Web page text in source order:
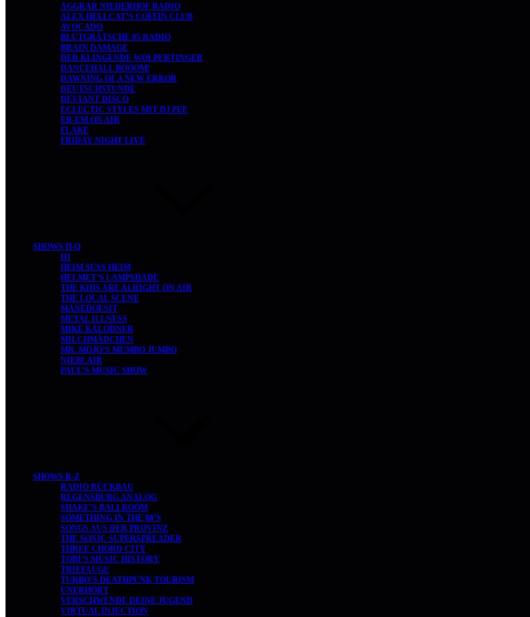
AGGRAR NIEDERHOF RADIO
ALEX HELLCAT’S COFFIN CLUB
AVOCADO
BLUTGRÄTSCHE 05 RADIO
BRAIN DAMAGE
DER KLINGENDE WOLPERTINGER
DANCEHALL BOOOM!
DAWNING OF A NEW ERROR
DEUTSCHSTUNDE
DEVIANT DISCO
ECLECTIC STYLES MIT DJ PEE
ER-EM ON AIR
FLAKE
FRIDAY NIGHT LIVE
SHOWS H-Q
H1
HEIM SÜSS HEIM
HELMET’S LAMPSHADE
THE KIDS ARE ALRIGHT ON AIR
THE LOCAL SCENE
MANEDOESIT
METAL ILLNESS
MIKE KALODNER
MILCHMÄDCHEN
MR. MOJO’S MUMBO JUMBO
NIEBLAIR
PAUL’S MUSIC SHOW
SHOWS R-Z
RADIO RÜCKBAU
REGENSBURG ANALOG
SHAKE’S BALLROOM
SOMETHING IN THE 80’S
SONGS AUS DER PROVINZ
THE SONIC SUPERSPREADER
THREE CHORD CITY
TOBI’S MUSIC HISTORY
TRIEFAUGE
TURBO’S DEATHPUNK TOURISM
UNERHÖRT
VERSCHWENDE DEINE JUGEND
VIRTUAL INJECTION